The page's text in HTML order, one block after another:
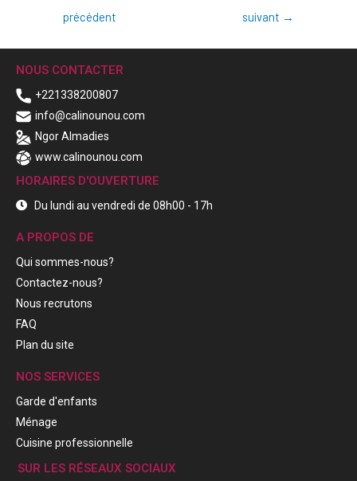
précédent
suivant →
NOUS CONTACTER
+221338200807
info@calinounou.com
Ngor Almadies
www.calinounou.com
HORAIRES D'OUVERTURE
Du lundi au vendredi de 08h00 - 17h
A PROPOS DE
Qui sommes-nous?
Contactez-nous?
Nous recrutons
FAQ
Plan du site
NOS SERVICES
Garde d'enfants
Ménage
Cuisine professionnelle
SUR LES RÉSEAUX SOCIAUX